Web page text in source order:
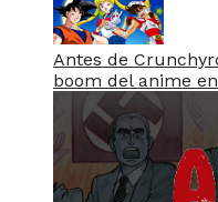
Antes de
boom del anime